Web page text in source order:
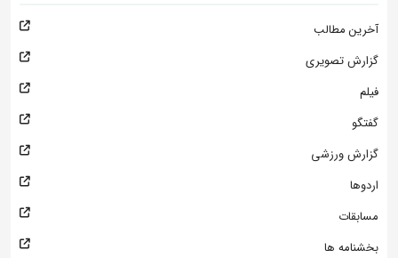
آخرین مطالب
گزارش تصویری
فیلم
گفتگو
گزارش ورزشی
اردوها
مسابقات
بخشنامه ها